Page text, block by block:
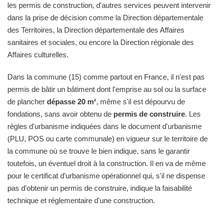
les permis de construction, d'autres services peuvent intervenir
dans la prise de décision comme la Direction départementale
des Territoires, la Direction départementale des Affaires
sanitaires et sociales, ou encore la Direction régionale des
Affaires culturelles.
Dans la commune (15) comme partout en France, il n'est pas
permis de bâtir un bâtiment dont l'emprise au sol ou la surface
de plancher dépasse 20 m², même s'il est dépourvu de
fondations, sans avoir obtenu de permis de construire. Les
règles d'urbanisme indiquées dans le document d'urbanisme
(PLU, POS ou carte communale) en vigueur sur le territoire de
la commune où se trouve le bien indique, sans le garantir
toutefois, un éventuel droit à la construction. Il en va de même
pour le certificat d'urbanisme opérationnel qui, s'il ne dispense
pas d'obtenir un permis de construire, indique la faisabilité
technique et réglementaire d'une construction.